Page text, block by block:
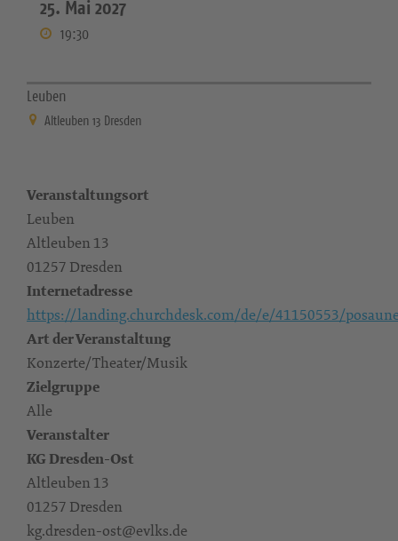
25. Mai 2027
19:30
Leuben
Altleuben 13 Dresden
Veranstaltungsort
Leuben
Altleuben 13
01257 Dresden
Internetadresse
https://landing.churchdesk.com/de/e/41150553/
Art der Veranstaltung
Konzerte/Theater/Musik
Zielgruppe
Alle
Veranstalter
KG Dresden-Ost
Altleuben 13
01257 Dresden
kg.dresden-ost@evlks.de